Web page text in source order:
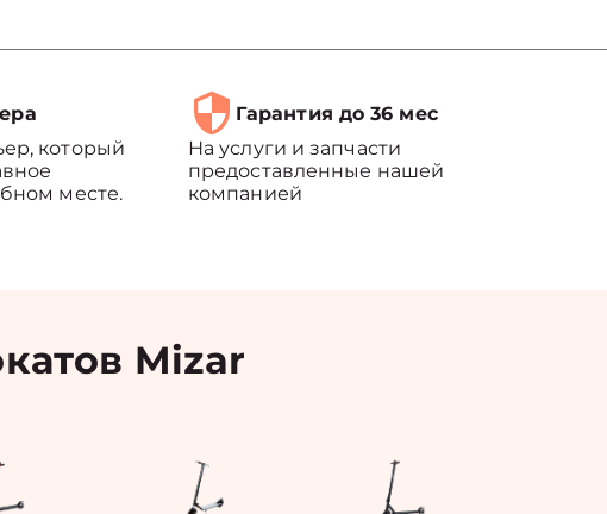
который
месте.
Гарантия до 36 мес
На услуги и запчасти
предоставленные нашей
компанией
Mizar